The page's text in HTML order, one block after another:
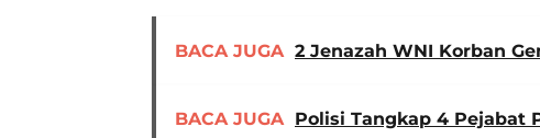
BACA JUGA 2 Jenazah WNI Korban
BACA JUGA Polisi Tangkap 4 Pejabat